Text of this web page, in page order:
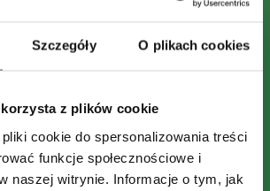
Szczegóły O plikach cookies
z plików cookie
cookie do spersonalizowania treści
funkcje społecznościowe i
naszej witrynie. Informacje o tym, jak